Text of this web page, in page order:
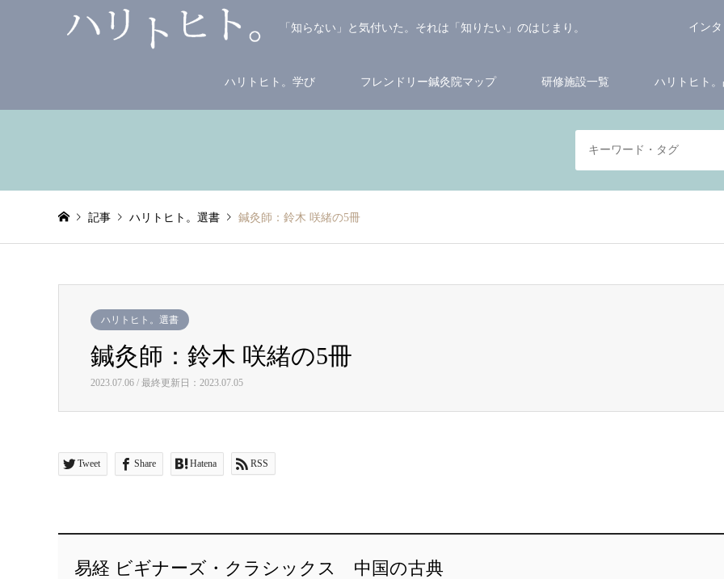
「知らない」と気付いた。それは「知りたい」のはじまり。 イン
ハリトヒト。学び フレンドリー鍼灸院マップ 研修施設一覧 ハリトヒト
記事 ハリトヒト。選書 鍼灸師：鈴木 咲緒の5冊
ハリトヒト。選書
鍼灸師：鈴木 咲緒の5冊
2023.07.06 / 最終更新日：2023.07.05
Tweet Share Hatena RSS
易経 ビギナーズ・クラシックス 中国の古典